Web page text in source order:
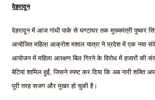
c
e
b
o
o
k
er l
s
A
p
p
s
e
n
g
gr
a
m
देहरादून
देहरादून में आज गांधी पार्क से घण्टाघर तक मुख्यमंत्री पुष्कर
आयोजित महिला आक्रोश मशाल यात्रा ने प्रदेश में एक नया
आयोजन में महिला आरक्षण बिल गिरने के विरोध में हजारों की
बेटियां शामिल हुईं, जिसने स्पष्ट कर दिया कि अब नारी शक्ति
पूरी तरह सजग और मुखर हो चुकी है।